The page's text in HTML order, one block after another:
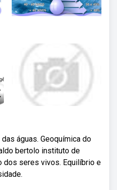
águas. Geoquímica do
bertolo instituto de
dos seres vivos. Equilíbrio e